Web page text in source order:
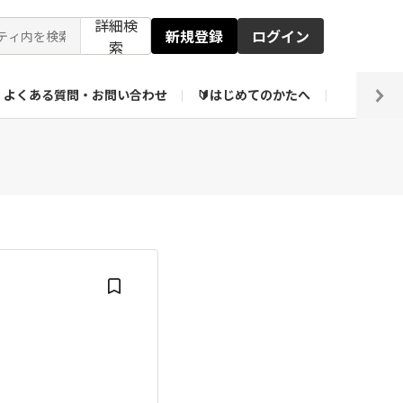
詳細検
索
新規登録 ログイン
よくある質問・お問い合わせ 🔰はじめてのかたへ 編集